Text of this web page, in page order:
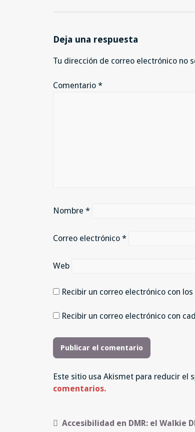
Deja una respuesta
Tu dirección de correo electrónico no
Comentario *
Nombre *
Correo electrónico *
Web
Recibir un correo electrónico con
Recibir un correo electrónico con
Este sitio usa Akismet para reducir el
comentarios.
Navegación
Accesibilidad en DMR: el Walkie